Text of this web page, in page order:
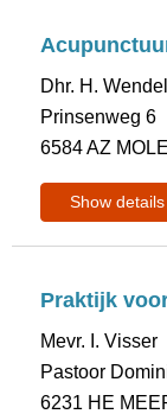
Dhr. H.
Prinsenweg 6
6584 AZ
Show details
Praktijk
Mevr. I. Visser
Pastoor
6231 HE